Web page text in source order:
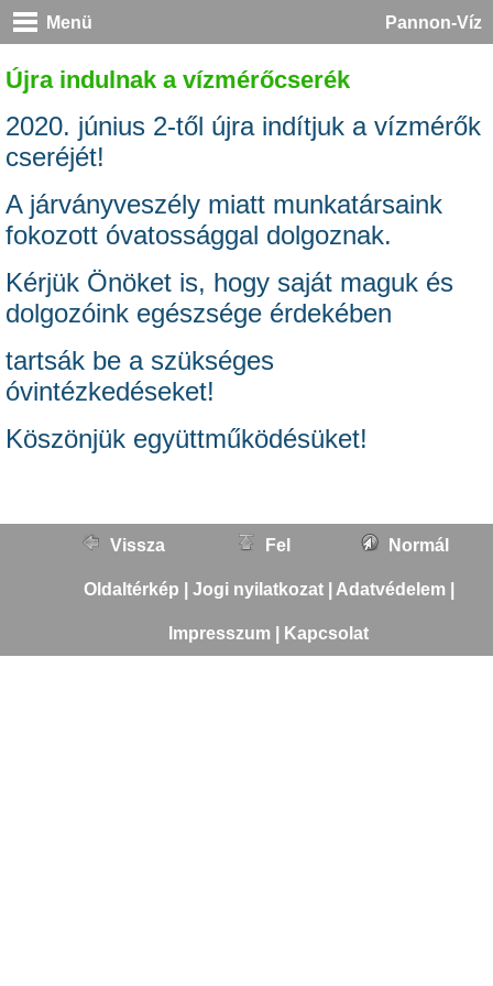
Menü Pannon-Víz
Újra indulnak a vízmérőcserék
2020. június 2-től újra indítjuk a vízmérők
cseréjét!
A járványveszély miatt munkatársaink
fokozott óvatossággal dolgoznak.
Kérjük Önöket is, hogy saját maguk és
dolgozóink egészsége érdekében
tartsák be a szükséges
óvintézkedéseket!
Köszönjük együttműködésüket!
Vissza Fel Normál
Oldaltérkép Jogi nyilatkozat| Adatvédelem|
Impresszum Kapcsolat